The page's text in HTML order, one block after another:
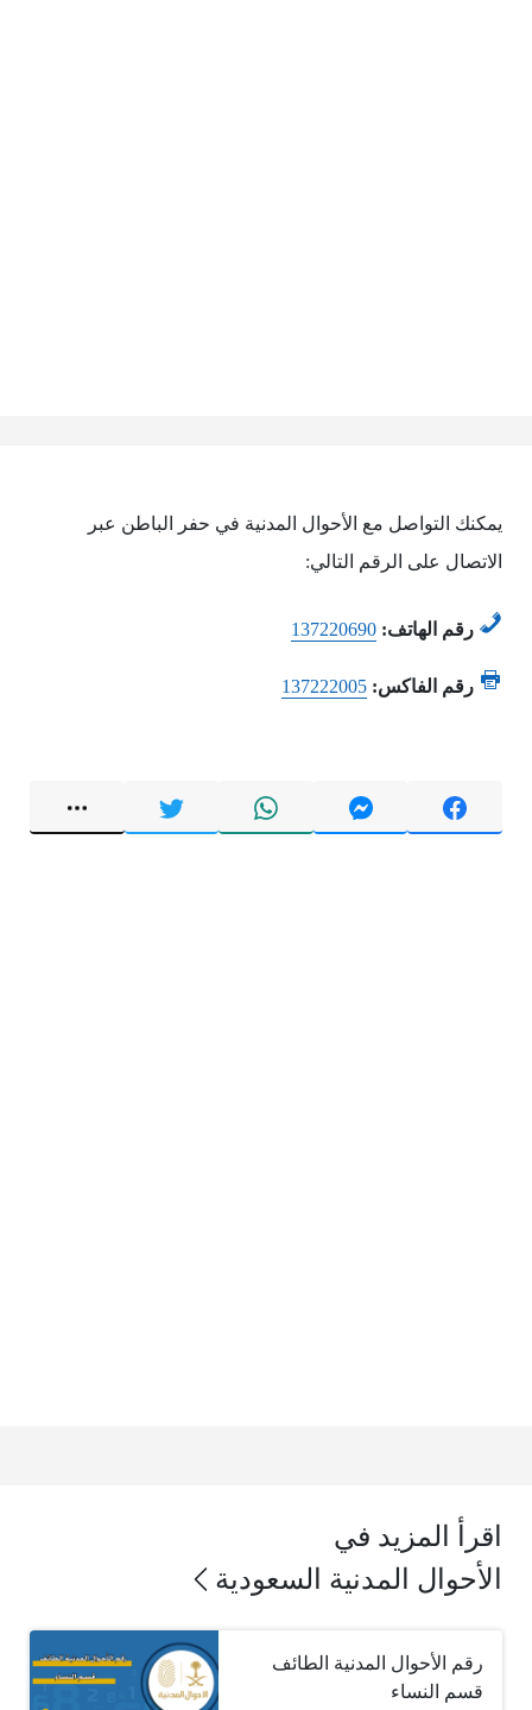
يمكنك التواصل مع الأحوال المدنية في حفر الباطن عبر
الاتصال على الرقم التالي:
رقم الهاتف: 137220690
رقم الفاكس: 137222005
اقرأ المزيد في
الأحوال المدنية السعودية
رقم الأحوال المدنية الطائف
قسم النساء